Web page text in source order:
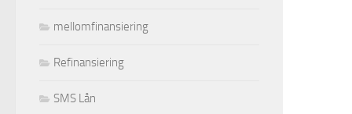
mellomfinansiering
Refinansiering
SMS Lån